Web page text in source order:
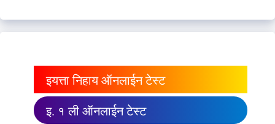
इयत्ता निहाय ऑनलाईन टेस्ट
इ. १ ली ऑनलाईन टेस्ट